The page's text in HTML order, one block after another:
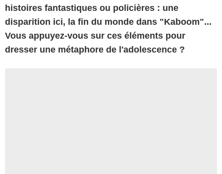
histoires fantastiques ou policières : une
disparition ici, la fin du monde dans "Kaboom"...
Vous appuyez-vous sur ces éléments pour
dresser une métaphore de l'adolescence ?